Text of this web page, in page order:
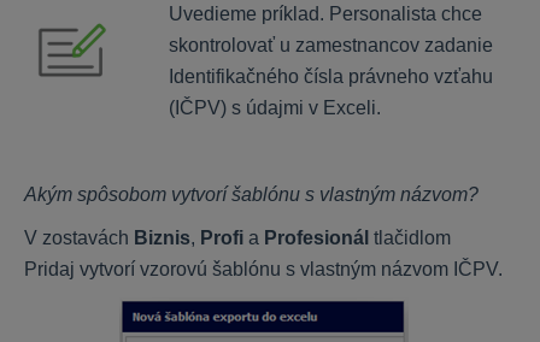
Jazdy a cestovné príkazy
Uzávierky, DPFO
Nastavenia, inštalácia
OLYMP
Inštalácia a nastavenia programu
Uvedieme príklad. Personalista chce
skontrolovať u zamestnancov zadanie
Identifikačného čísla právneho vzťahu
(IČPV) s údajmi v Exceli.
Akým spôsobom vytvorí šablónu s vlastným názvom?
V zostavách Biznis, Profi a Profesionál tlačidlom
Pridaj vytvorí vzorovú šablónu s vlastným názvom IČPV.